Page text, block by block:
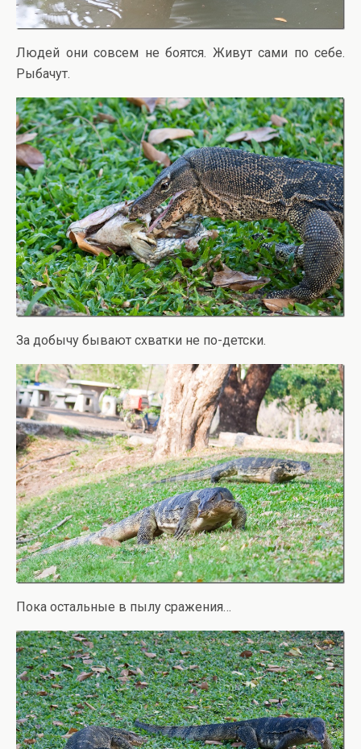
Людей они совсем не боятся. Живут сами по себе.
Рыбачут.
За добычу бывают схватки не по-детски.
Пока остальные в пылу сражения…